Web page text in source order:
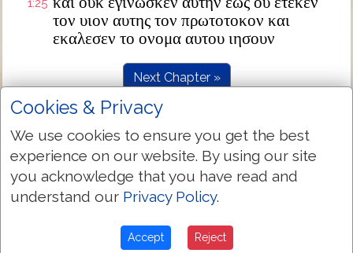
1:25
τον υιον αυτης τον πρωτοτοκον και
εκαλεσεν το ονομα αυτου ιησουν
Next Chapter »
Cookies & Privacy
We use cookies to ensure you get the best
experience on our website. By using our site
you acknowledge that you have read and
understand our Privacy Policy.
Accept Reject